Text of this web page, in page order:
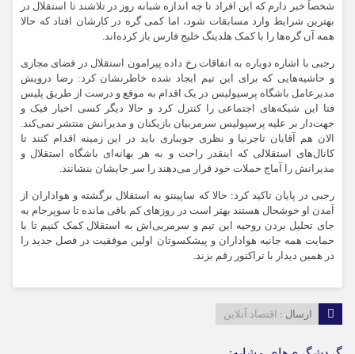
شخصاً خبر دارم که این افراد تا چه اندازه شبانه روز در تلاشند تا استقلال در
بهترین شرایط وارد مسابقات شود، اما کمی گره در کارشان افتاد که حالا
همه آن گره‌ها را با کمک هلدینگ خلیج فارس باز کرده‌اند.
رجبی با اشاره دوباره به اتفاقات رخ داده پیرامون استقلال در فضای مجازی
و حاشیه‌هایی که برای این تیم ایجاد شده خاطرنشان کرد: رضا درویش
مدیرعامل باشگاه پرسپولیس در یک اقدام به موقع و درست از طریق پلیس
فتا این شبکه‌های اجتماعی را کنترل کرد و حالا دیگر کسی اخبار فیک و
جهت‌دار بر علیه پرسپولیس سرمربیان بازیکنان و مدیرانش منتشر نمی‌کند.
الان هم آقایان تاجرنیا و نظری جویباری باید در این زمینه اقدام کنند تا
کانال‌های استقلالی که اینقدر راحت و به هر بهانه‌ای باشگاه استقلال و
مدیرانش را آماج حملات خود قرار می‌دهند را سر جایشان بنشانند.
رجبی در پایان تاکید کرد: حالا که ساپینتو به استقلال برگشته و هواداران از
آمدن او خوشحال هستند بهتر است در روز‌های کم باقی مانده تا سوپرجام به
جای تحلیل بردن روحیه این تیم و سرمربی‌اش به استقلال کمک کنیم تا با
حمایت همه جانبه هواداران و پیشکسوتان اولین موفقیت در فصل جدید را
در همین دیدار با تراکتور رقم بزند.
ارسال : اقتصاد آنلاین